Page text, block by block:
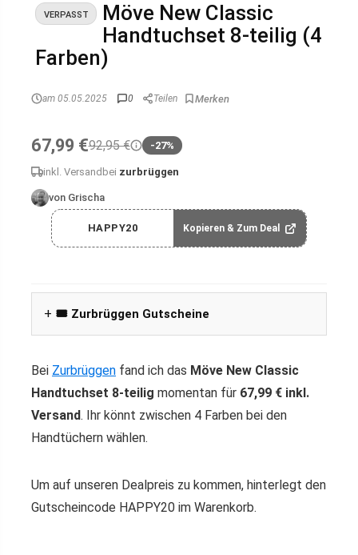
VERPASST
Möve New Classic
Handtuchset 8-teilig (4
Farben)
am 05.05.2025 0 Teilen
67,99 €92,95 € -27%
inkl. Versand bei zurbrüggen
von Grischa
HAPPY20 Kopieren & Zum Deal
🎟️ Zurbrüggen Gutscheine
Bei Zurbrüggen fand ich das Möve New Classic
Handtuchset 8-teilig momentan für 67,99 € inkl.
Versand. Ihr könnt zwischen 4 Farben bei den
Handtüchern wählen.
Um auf unseren Dealpreis zu kommen, hinterlegt den
Gutscheincode HAPPY20 im Warenkorb.